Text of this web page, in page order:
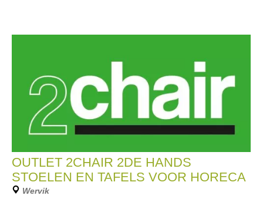
OUTLET 2CHAIR 2DE HANDS
STOELEN EN TAFELS VOOR HORECA
Wervik